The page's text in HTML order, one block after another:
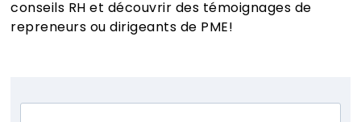
conseils RH et découvrir des témoignages de
repreneurs ou dirigeants de PME!